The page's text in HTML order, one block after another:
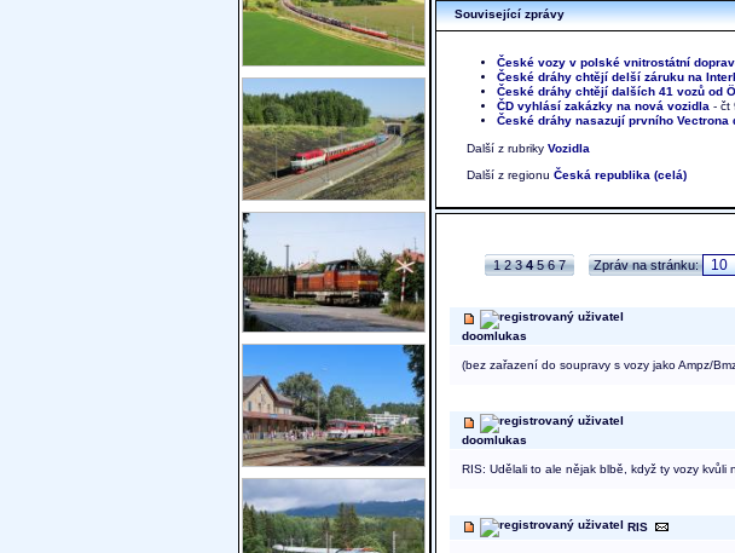
Související zprávy
České vozy v polské vnitrostátní
České dráhy chtějí delší záruku na
České dráhy chtějí dalších 41 vozů od
ČD vyhlásí zakázky na nová vozidla - čt
České dráhy nasazují prvního Vectrona
Další z rubriky Vozidla
Další z regionu Česká republika (celá)
1 2 3 4 5 6 7 Zpráv na stránku:
doomlukas
(bez zařazení do soupravy s vozy jako Ampz/
doomlukas
RIS: Udělali to ale nějak blbě, když ty vozy kvůli
RIS